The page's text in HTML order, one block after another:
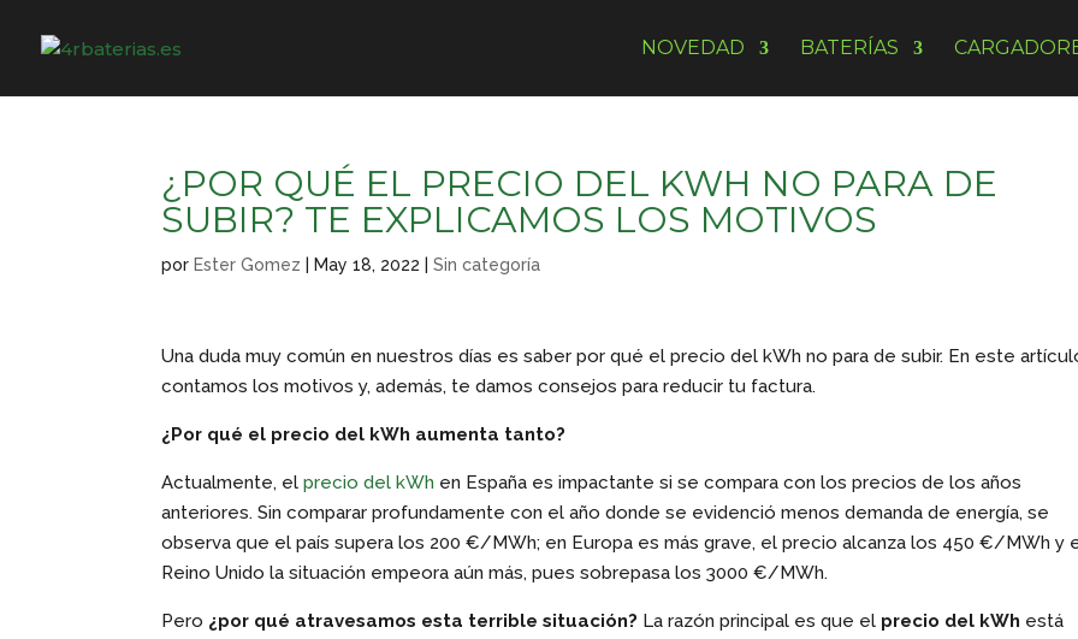
NOVEDAD BATERÍAS
¿POR QUÉ EL PRECIO DEL KWH NO PARA DE
SUBIR? TE EXPLICAMOS LOS MOTIVOS
por Ester Gomez May 18, 2022 |Sin categoría
Una duda muy común en nuestros días es saber por qué el precio del kWh no para de subir. En este
contamos los motivos y, además, te damos consejos para reducir tu factura.
¿Por qué el precio del kWh aumenta tanto?
Actualmente, el precio del kWh en España es impactante si se compara con los precios de los años
anteriores. Sin comparar profundamente con el año donde se evidenció menos demanda de energía, se
observa que el país supera los 200 €/MWh; en Europa es más grave, el precio alcanza los 450 €/MWh y
Reino Unido la situación empeora aún más, pues sobrepasa los 3000 €/MWh.
Pero ¿por qué atravesamos esta terrible situación? La razón principal es que el precio del kWh está